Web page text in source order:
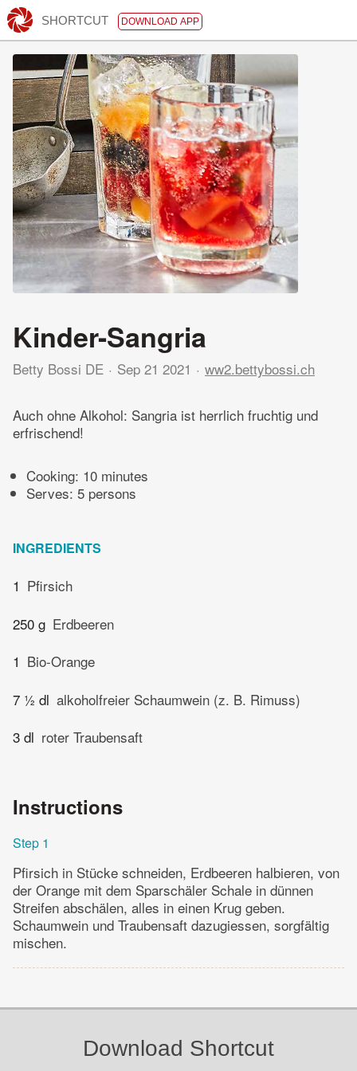
SHORTCUT DOWNLOAD APP
Kinder-Sangria
Betty Bossi DE Sep 21 2021 ww2.bettybossi.ch
Auch ohne Alkohol: Sangria ist herrlich fruchtig und
erfrischend!
Cooking: 10 minutes
Serves: 5 persons
INGREDIENTS
1 Pfirsich
250 g Erdbeeren
1 Bio-Orange
7 ½ dl alkoholfreier Schaumwein (z. B. Rimuss)
3 dl roter Traubensaft
Instructions
Step 1
Pfirsich in Stücke schneiden, Erdbeeren halbieren, von
der Orange mit dem Sparschäler Schale in dünnen
Streifen abschälen, alles in einen Krug geben.
Schaumwein und Traubensaft dazugiessen, sorgfältig
mischen.
Download Shortcut